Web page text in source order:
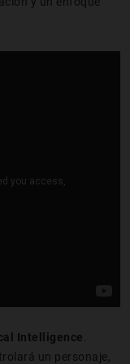
Intelligence
un personaje,